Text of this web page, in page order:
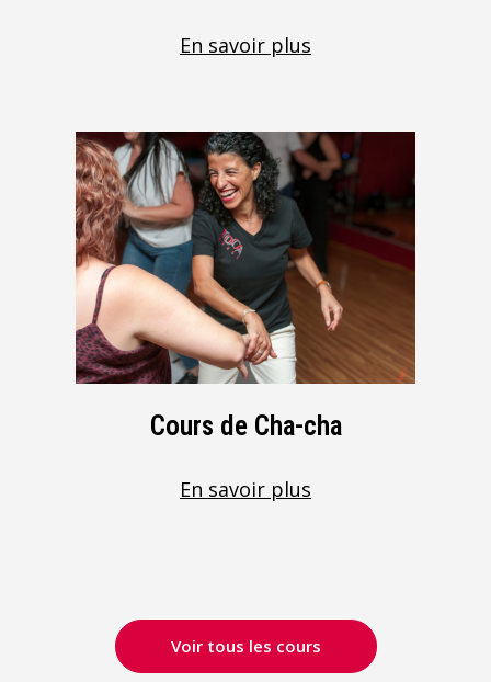
En savoir plus
Cours de Cha-cha
En savoir plus
Voir tous les cours